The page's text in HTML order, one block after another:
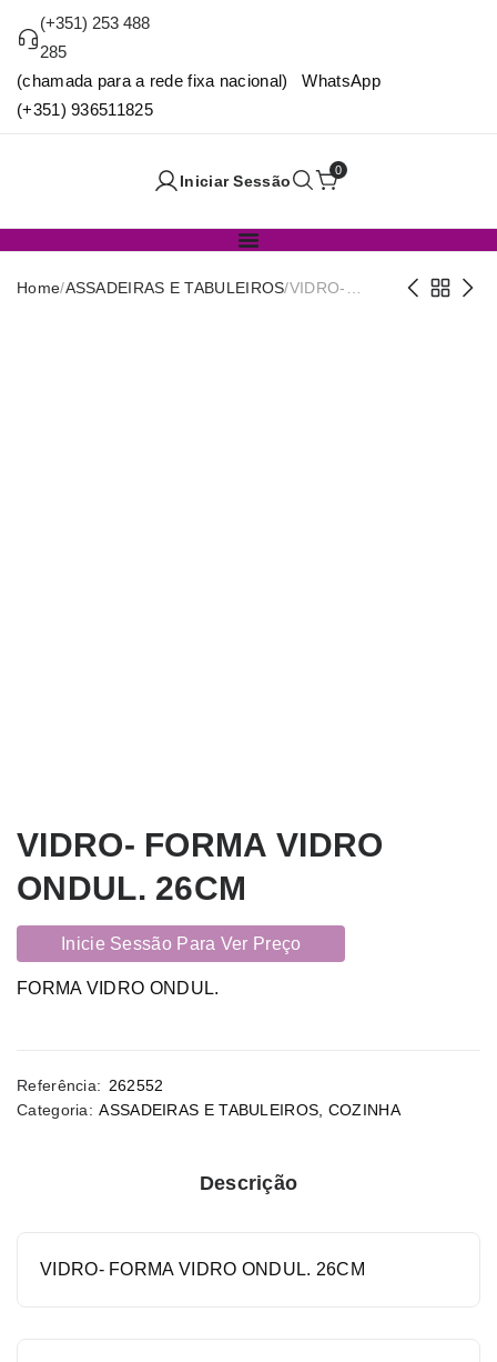
(+351) 253 488
285
(chamada para a rede fixa nacional) WhatsApp
(+351) 936511825
Iniciar Sessão
0
Home/ASSADEIRAS E TABULEIROS/VIDRO-
VIDRO- FORMA VIDRO
ONDUL. 26CM
Inicie Sessão Para Ver Preço
FORMA VIDRO ONDUL.
Referência: 262552
Categoria: ASSADEIRAS E TABULEIROS COZINHA
Descrição
VIDRO- FORMA VIDRO ONDUL. 26CM